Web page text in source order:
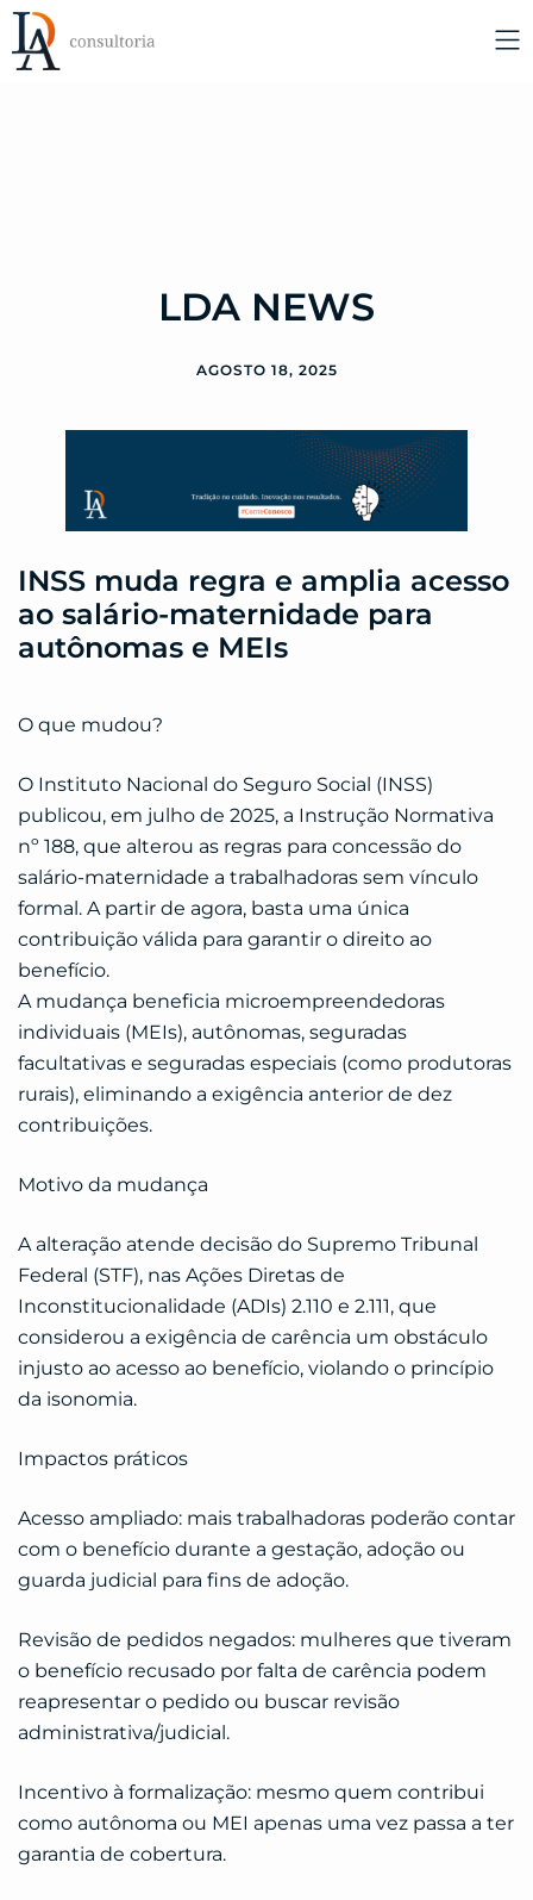
LDA NEWS
AGOSTO 18, 2025
INSS muda regra e amplia acesso
ao salário-maternidade para
autônomas e MEIs
O que mudou?
O Instituto Nacional do Seguro Social (INSS)
publicou, em julho de 2025, a Instrução Normativa
nº 188, que alterou as regras para concessão do
salário-maternidade a trabalhadoras sem vínculo
formal. A partir de agora, basta uma única
contribuição válida para garantir o direito ao
benefício.
A mudança beneficia microempreendedoras
individuais (MEIs), autônomas, seguradas
facultativas e seguradas especiais (como produtoras
rurais), eliminando a exigência anterior de dez
contribuições.
Motivo da mudança
A alteração atende decisão do Supremo Tribunal
Federal (STF), nas Ações Diretas de
Inconstitucionalidade (ADIs) 2.110 e 2.111, que
considerou a exigência de carência um obstáculo
injusto ao acesso ao benefício, violando o princípio
da isonomia.
Impactos práticos
Acesso ampliado: mais trabalhadoras poderão contar
com o benefício durante a gestação, adoção ou
guarda judicial para fins de adoção.
Revisão de pedidos negados: mulheres que tiveram
o benefício recusado por falta de carência podem
reapresentar o pedido ou buscar revisão
administrativa/judicial.
Incentivo à formalização: mesmo quem contribui
como autônoma ou MEI apenas uma vez passa a ter
garantia de cobertura.